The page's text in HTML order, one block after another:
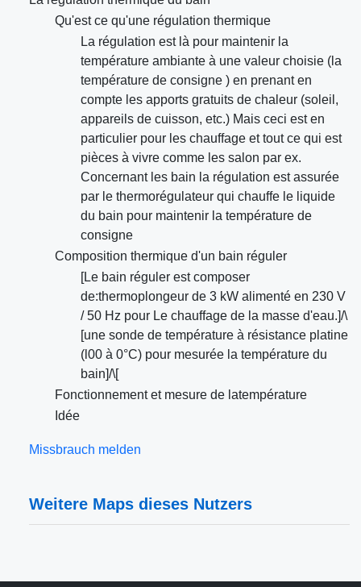
Qu'est ce qu'une régulation thermique
La régulation est là pour maintenir la
température ambiante à une valeur choisie (la
température de consigne ) en prenant en
compte les apports gratuits de chaleur (soleil,
appareils de cuisson, etc.) Mais ceci est en
particulier pour les chauffage et tout ce qui est
pièces à vivre comme les salon par ex.
Concernant les bain la régulation est assurée
par le thermorégulateur qui chauffe le liquide
du bain pour maintenir la température de
consigne
Composition thermique d'un bain réguler
[Le bain réguler est composer
de:thermoplongeur de 3 kW alimenté en 230 V
/ 50 Hz pour Le chauffage de la masse d'eau.]/\
[une sonde de température à résistance platine
(l00 à 0°C) pour mesurée la température du
bain]/\[
Fonctionnement et mesure de latempérature
Idée
Missbrauch melden
Weitere Maps dieses Nutzers